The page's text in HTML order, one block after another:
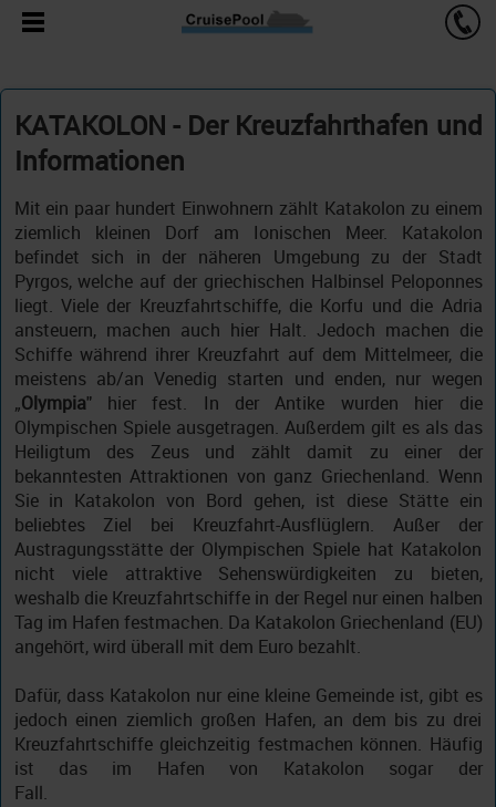
KATAKOLON - Der Kreuzfahrthafen und
Informationen
Mit ein paar hundert Einwohnern zählt Katakolon zu einem
ziemlich kleinen Dorf am Ionischen Meer. Katakolon
befindet sich in der näheren Umgebung zu der Stadt
Pyrgos, welche auf der griechischen Halbinsel Peloponnes
liegt. Viele der Kreuzfahrtschiffe, die Korfu und die Adria
ansteuern, machen auch hier Halt. Jedoch machen die
Schiffe während ihrer Kreuzfahrt auf dem Mittelmeer, die
meistens ab/an Venedig starten und enden, nur wegen
„Olympia" hier fest. In der Antike wurden hier die
Olympischen Spiele ausgetragen. Außerdem gilt es als das
Heiligtum des Zeus und zählt damit zu einer der
bekanntesten Attraktionen von ganz Griechenland. Wenn
Sie in Katakolon von Bord gehen, ist diese Stätte ein
beliebtes Ziel bei Kreuzfahrt-Ausflüglern. Außer der
Austragungsstätte der Olympischen Spiele hat Katakolon
nicht viele attraktive Sehenswürdigkeiten zu bieten,
weshalb die Kreuzfahrtschiffe in der Regel nur einen halben
Tag im Hafen festmachen. Da Katakolon Griechenland (EU)
angehört, wird überall mit dem Euro bezahlt.
Dafür, dass Katakolon nur eine kleine Gemeinde ist, gibt es
jedoch einen ziemlich großen Hafen, an dem bis zu drei
Kreuzfahrtschiffe gleichzeitig festmachen können. Häufig
ist das im Hafen von Katakolon sogar der
Fall.